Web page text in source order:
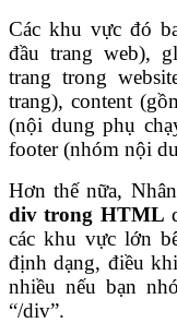
Các khu vực đó
đầu trang web),
trang trong
trang), content
(nội dung phụ
footer (nhóm nội
Hơn thế nữa,
div trong HTML
các khu vực lớn
định dạng, điều
nhiều nếu bạn
“/div”.